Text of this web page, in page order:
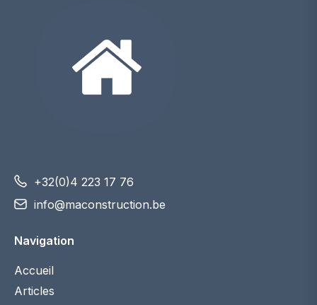
+32(0)4 223 17 76
info@maconstruction.be
Navigation
Accueil
Articles